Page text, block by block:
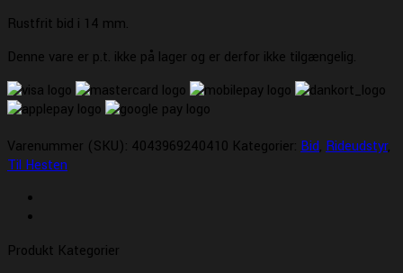
Rustfrit bid i 14 mm.
Denne vare er p.t. ikke på lager og er derfor ikke tilgængelig.
Varenummer (SKU): 4043969240410 Kategorier: Bid, Rideudstyr,
Til Hesten
Produkt Kategorier